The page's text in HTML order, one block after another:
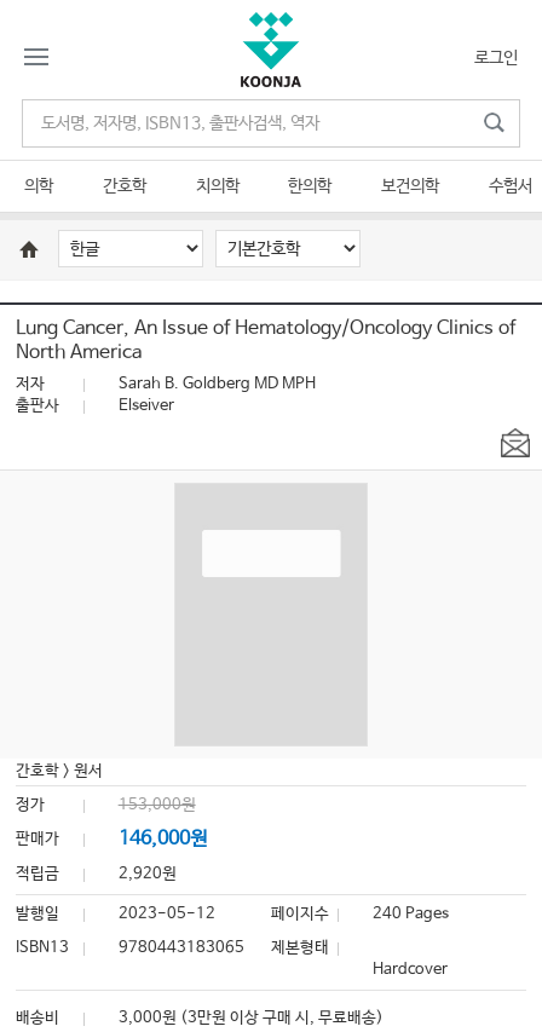
로그인
의학 간호학 치의학 한의학 보건의학 수험서
Lung Cancer, An Issue of Hematology/Oncology Clinics of
North America
저자
Sarah B. Goldberg MD MPH
출판사
Elseiver
간호학 >원서
정가
153,000원
판매가
146,000원
적립금 2,920원
발행일 2023-05-12 페이지수
240 Pages
ISBN13
9780443183065
제본형태
Hardcover
배송비
3,000원 (3만원 이상 구매 시, 무료배송)